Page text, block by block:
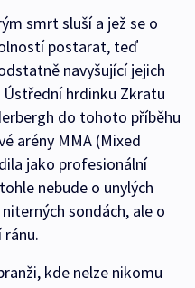
smrt sluší a jež se o
postarat, teď
navyšující jejich
Ústřední hrdinku Zkratu
do tohoto příběhu
arény MMA (Mixed
jako profesionální
nebude o unylých
sondách, ale o
kde nelze nikomu